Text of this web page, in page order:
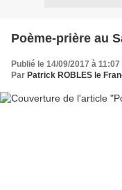
Poème-prière au
Publié le 14/09/2017 à 11:07
Par Patrick ROBLES le